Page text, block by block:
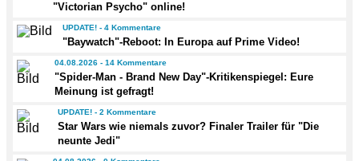
"Victorian Psycho" online!
UPDATE! - 4 Kommentare
"Baywatch"-Reboot: In Europa auf Prime Video!
04.08.2026 - 14 Kommentare
"Spider-Man - Brand New Day"-Kritikenspiegel: Eure
Meinung ist gefragt!
UPDATE! - 2 Kommentare
Star Wars wie niemals zuvor? Finaler Trailer für "Die
neunte Jedi"